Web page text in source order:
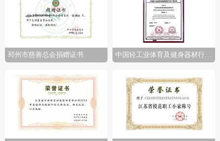
邳州市慈善总会捐赠证书